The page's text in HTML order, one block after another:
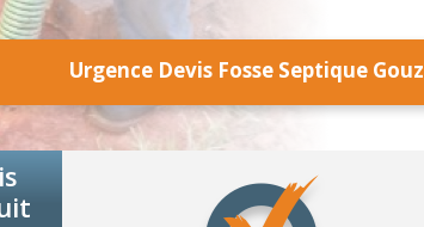
Urgence Devis Fosse Septique